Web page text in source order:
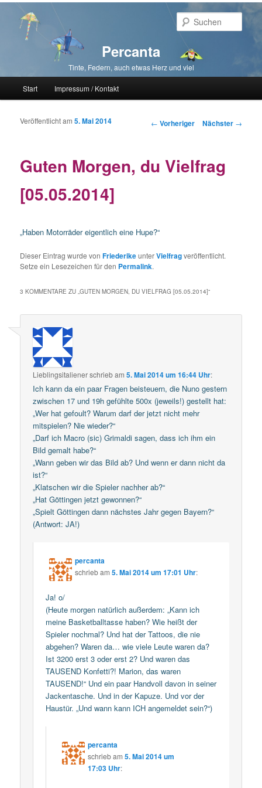
Percanta
Tinte, Federn, auch etwas Herz und viel
Zum primären Inhalt springen
Zum sekundären Inhalt springen
Start Impressum / Kontakt
Beitragsnavigation
← Vorheriger Nächster →
Guten Morgen, du Vielfrag
[05.05.2014]
Veröffentlicht am5. Mai 2014
„Haben Motorräder eigentlich eine Hupe?“
Dieser Eintrag wurde vonFriederikeunterVielfragveröffentlicht.
Setze ein Lesezeichen für den Permalink.
3 KOMMENTARE ZU „GUTEN MORGEN, DU VIELFRAG [05.05.2014]“
Lieblingsitalienerschriebam5. Mai 2014 um 16:44 Uhr:
Ich kann da ein paar Fragen beisteuern, die Nuno gestern
zwischen 17 und 19h gefühlte 500x (jeweils!) gestellt hat:
„Wer hat gefoult? Warum darf der jetzt nicht mehr
mitspielen? Nie wieder?“
„Darf ich Macro (sic) Grimaldi sagen, dass ich ihm ein
Bild gemalt habe?“
„Wann geben wir das Bild ab? Und wenn er dann nicht da
ist?“
„Klatschen wir die Spieler nachher ab?“
„Hat Göttingen jetzt gewonnen?“
„Spielt Göttingen dann nächstes Jahr gegen Bayern?“
(Antwort: JA!)
percanta
schriebam5. Mai 2014 um 17:01 Uhr:
Ja! o/
(Heute morgen natürlich außerdem: „Kann ich
meine Basketballtasse haben? Wie heißt der
Spieler nochmal? Und hat der Tattoos, die nie
abgehen? Waren da… wie viele Leute waren da?
Ist 3200 erst 3 oder erst 2? Und waren das
TAUSEND Konfetti?! Marion, das waren
TAUSEND!“ Und ein paar Handvoll davon in seiner
Jackentasche. Und in der Kapuze. Und vor der
Haustür. „Und wann kann ICH angemeldet sein?“)
percanta
schriebam5. Mai 2014 um
17:03 Uhr: